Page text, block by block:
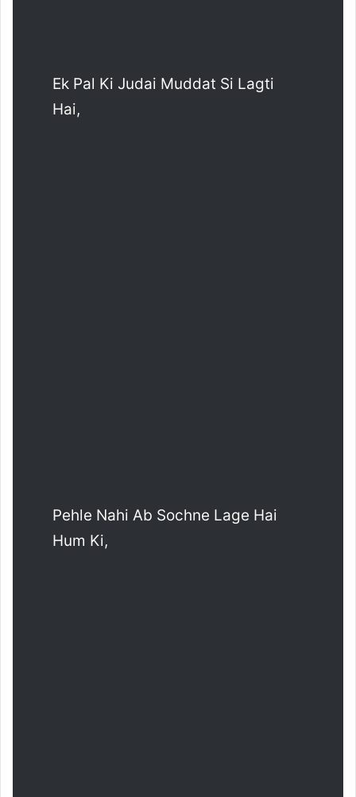
Ek Pal Ki Judai Muddat Si Lagti
Hai,
Pehle Nahi Ab Sochne Lage Hai
Hum Ki,